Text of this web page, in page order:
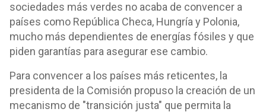
sociedades más verdes no acaba de convencer a
países como República Checa, Hungría y Polonia,
mucho más dependientes de energías fósiles y que
piden garantías para asegurar ese cambio.
Para convencer a los países más reticentes, la
presidenta de la Comisión propuso la creación de un
mecanismo de "transición justa" que permita la